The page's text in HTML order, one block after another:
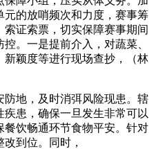
的放哨频次和力度，赛事筹
证索票，切实保障赛事期间
。一是提前介入，对蔬菜、
颖度等进行现场查抄，（林
地，及时消弭风险现患。辖
患，确保一旦发生非常可以
饮畅通环节食物平安。针对
到位。同时，